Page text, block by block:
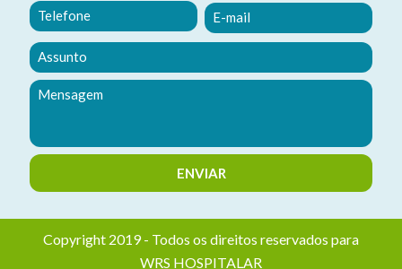
Copyright 2019 - Todos os direitos reservados para
WRS HOSPITALAR